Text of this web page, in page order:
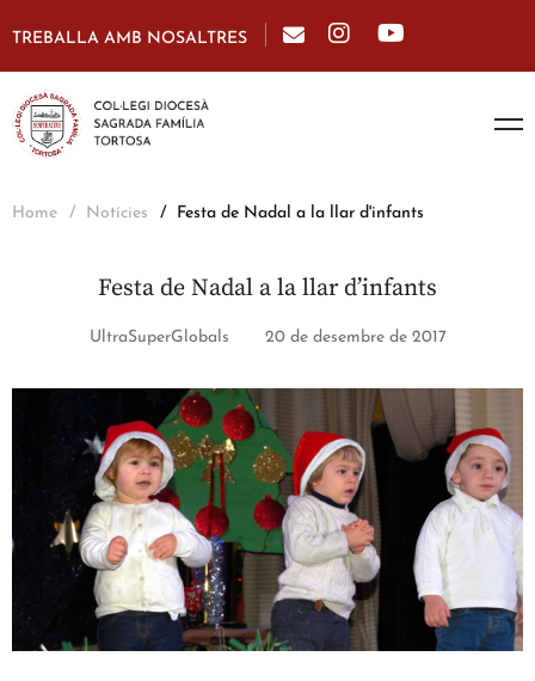
TREBALLA AMB NOSALTRES
Home Notícies Festa de Nadal a la llar d'infants
Festa de Nadal a la llar d’infants
UltraSuperGlobals 20 de desembre de 2017